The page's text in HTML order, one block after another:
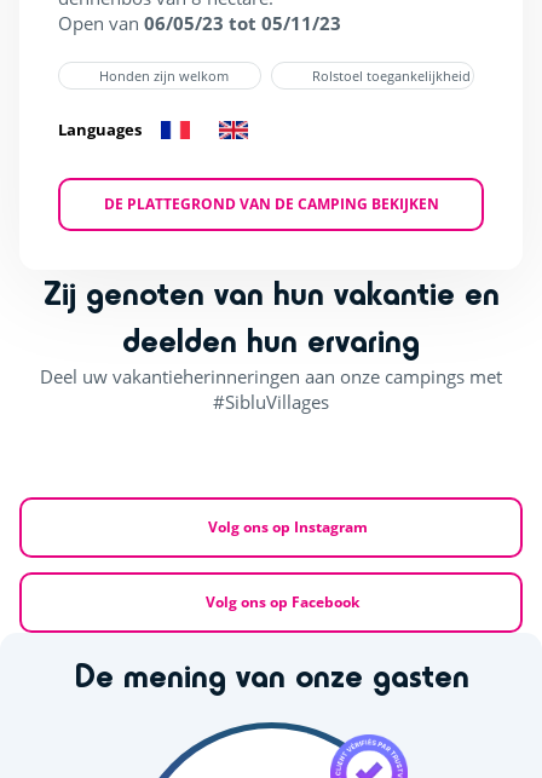
Open van 06/05/23 tot 05/11/23
Honden zijn welkom Rolstoel toegankelijkheid
Languages
DE PLATTEGROND VAN DE CAMPING BEKIJKEN
Zij genoten van hun vakantie en
deelden hun ervaring
Deel uw vakantieherinneringen aan onze campings met
#SibluVillages
Volg ons op Instagram
Volg ons op Facebook
De mening van onze gasten